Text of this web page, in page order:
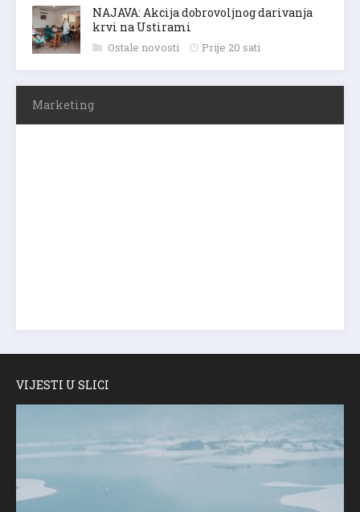
NAJAVA: Akcija dobrovoljnog darivanja
krvi na Ustirami
Ostale novosti Prije 20 sati
Marketing
VIJESTI U SLICI